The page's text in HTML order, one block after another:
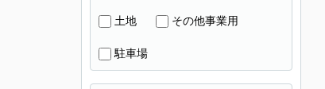
土地 その他事業用
駐車場